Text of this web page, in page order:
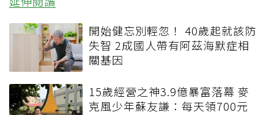
開始健忘別輕忽！ 40歲起就該防
失智 2成國人帶有阿茲海默症相
關基因
15歲經營之神3.9億暴富落幕 麥
克風少年蘇友謙：每天領700元